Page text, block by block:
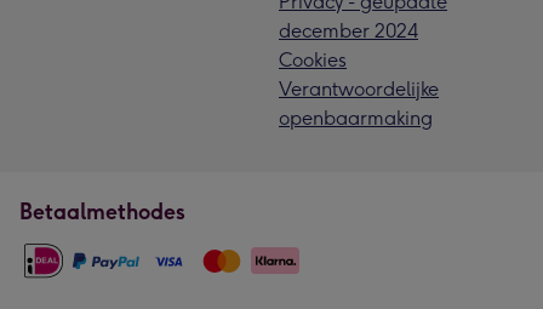
december 2024
Cookies
Verantwoordelijke
openbaarmaking
Betaalmethodes